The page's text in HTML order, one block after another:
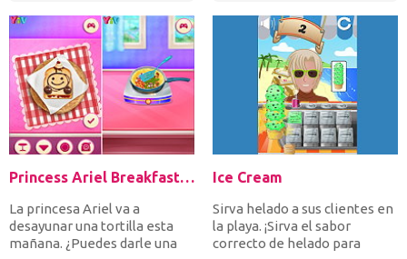
Princess Ariel Breakfast Cooking 1
La princesa Ariel va a
desayunar una tortilla esta
mañana. ¿Puedes darle una
Ice Cream
Sirva helado a sus clientes en
la playa. ¡Sirva el sabor
correcto de helado para